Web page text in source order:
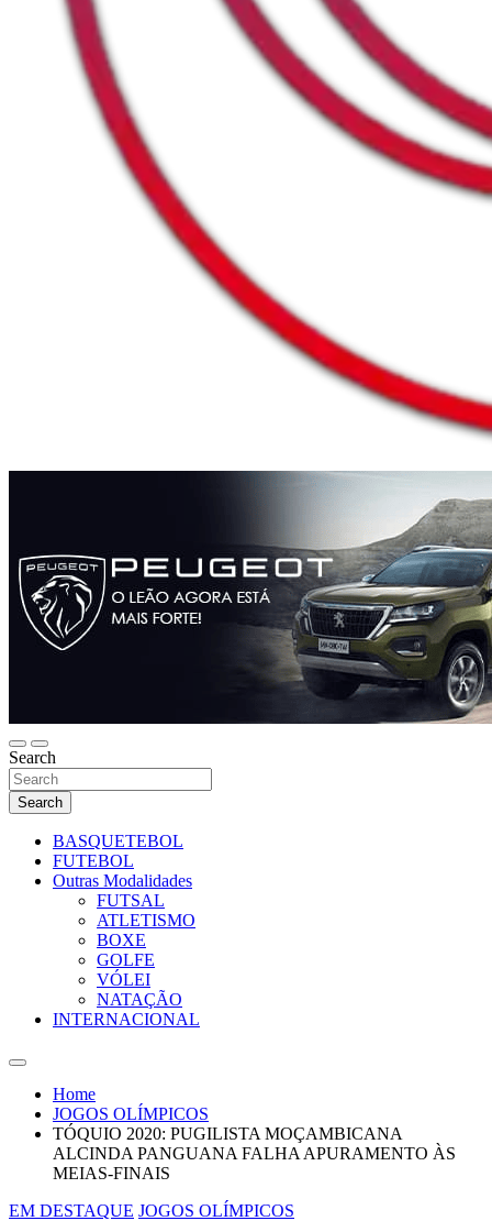
Search
Search
BASQUETEBOL
FUTEBOL
Outras Modalidades
FUTSAL
ATLETISMO
BOXE
GOLFE
VÓLEI
NATAÇÃO
INTERNACIONAL
Home
JOGOS OLÍMPICOS
TÓQUIO 2020: PUGILISTA MOÇAMBICANA
ALCINDA PANGUANA FALHA APURAMENTO ÀS
MEIAS-FINAIS
EM DESTAQUE JOGOS OLÍMPICOS